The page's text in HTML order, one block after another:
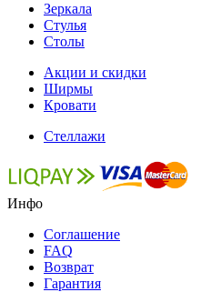
Зеркала
Стулья
Столы
Акции и скидки
Ширмы
Кровати
Стеллажи
Инфо
Соглашение
FAQ
Возврат
Гарантия